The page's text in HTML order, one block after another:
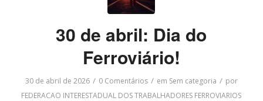
30 de abril: Dia do
Ferroviário!
30 de abril de 2026 / 0 Comentários / em Sem categoria / por
FEDERACAO INTERESTADUAL DOS TRABALHADORES FERROVIARIOS